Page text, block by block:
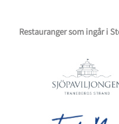
Restauranger som ingår i